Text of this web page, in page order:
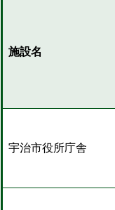
施設名
宇治市役所庁舎